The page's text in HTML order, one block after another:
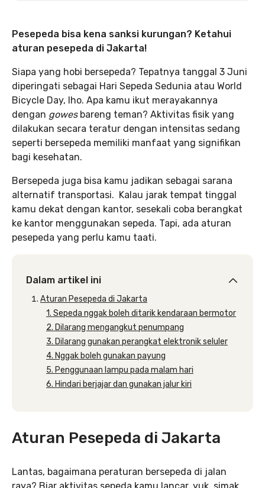
Pesepeda bisa kena sanksi kurungan? Ketahui
aturan pesepeda di Jakarta!
Siapa yang hobi bersepeda? Tepatnya tanggal 3 Juni
diperingati sebagai Hari Sepeda Sedunia atau World
Bicycle Day, lho. Apa kamu ikut merayakannya
dengan gowes bareng teman? Aktivitas fisik yang
dilakukan secara teratur dengan intensitas sedang
seperti bersepeda memiliki manfaat yang signifikan
bagi kesehatan.
Bersepeda juga bisa kamu jadikan sebagai sarana
alternatif transportasi. Kalau jarak tempat tinggal
kamu dekat dengan kantor, sesekali coba berangkat
ke kantor menggunakan sepeda. Tapi, ada aturan
pesepeda yang perlu kamu taati.
Dalam artikel ini
Aturan Pesepeda di Jakarta
1. Sepeda nggak boleh ditarik kendaraan bermotor
2. Dilarang mengangkut penumpang
3. Dilarang gunakan perangkat elektronik seluler
4. Nggak boleh gunakan payung
5. Penggunaan lampu pada malam hari
6. Hindari berjajar dan gunakan jalur kiri
Aturan Pesepeda di Jakarta
Lantas, bagaimana peraturan bersepeda di jalan